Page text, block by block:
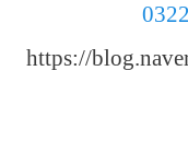
https://